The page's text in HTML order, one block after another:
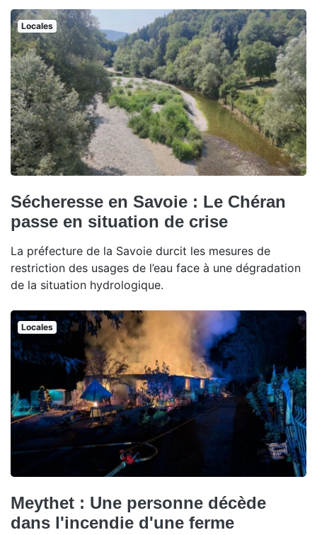
Locales
Sécheresse en Savoie : Le Chéran
passe en situation de crise
La préfecture de la Savoie durcit les mesures de
restriction des usages de l’eau face à une dégradation
de la situation hydrologique.
Locales
Meythet : Une personne décède
dans l'incendie d'une ferme